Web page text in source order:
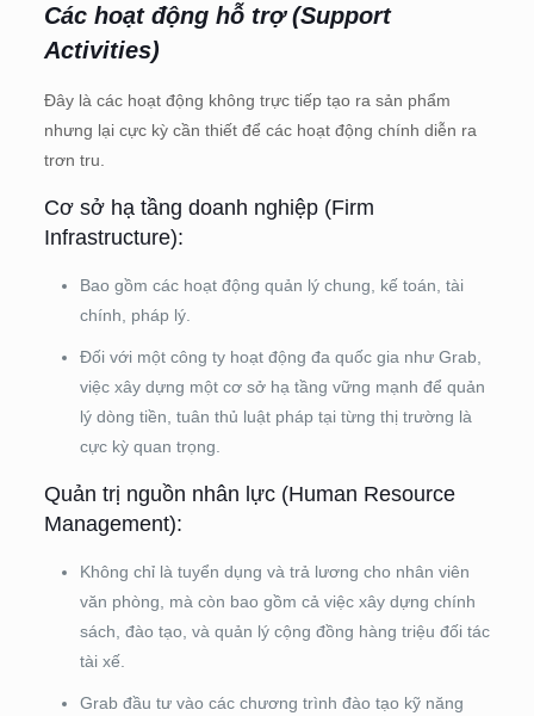
Các hoạt động hỗ trợ (Support
Activities)
Đây là các hoạt động không trực tiếp tạo ra sản phẩm
nhưng lại cực kỳ cần thiết để các hoạt động chính diễn ra
trơn tru.
Cơ sở hạ tầng doanh nghiệp (Firm
Infrastructure):
Bao gồm các hoạt động quản lý chung, kế toán, tài
chính, pháp lý.
Đối với một công ty hoạt động đa quốc gia như Grab,
việc xây dựng một cơ sở hạ tầng vững mạnh để quản
lý dòng tiền, tuân thủ luật pháp tại từng thị trường là
cực kỳ quan trọng.
Quản trị nguồn nhân lực (Human Resource
Management):
Không chỉ là tuyển dụng và trả lương cho nhân viên
văn phòng, mà còn bao gồm cả việc xây dựng chính
sách, đào tạo, và quản lý cộng đồng hàng triệu đối tác
tài xế.
Grab đầu tư vào các chương trình đào tạo kỹ năng